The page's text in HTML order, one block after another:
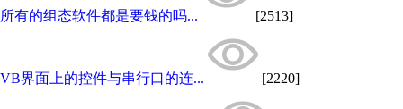
所有的组态软件都是要钱的吗... [2513]
VB界面上的控件与串行口的连... [2220]